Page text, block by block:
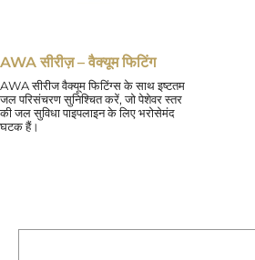
AWA सीरीज़ – वैक्यूम फिटिंग
AWA सीरीज वैक्यूम फिटिंग्स के साथ इष्टतम
जल परिसंचरण सुनिश्चित करें, जो पेशेवर स्तर
की जल सुविधा पाइपलाइन के लिए भरोसेमंद
घटक हैं।